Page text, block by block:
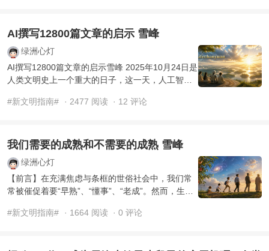
AI撰写12800篇文章的启示 雪峰
绿洲心灯
AI撰写12800篇文章的启示雪峰 2025年10月24日是
人类文明史上一个重大的日子，这一天，人工智能
此，人类 ...
#新文明指南# · 2477 阅读 · 12 评论
我们需要的成熟和不需要的成熟 雪峰
绿洲心灯
【前言】在充满焦虑与条框的世俗社会中，我们常
常被催促着要“早熟”、“懂事”、“老成”。然而，生命
熟和不需要 ...
#新文明指南# · 1664 阅读 · 0 评论